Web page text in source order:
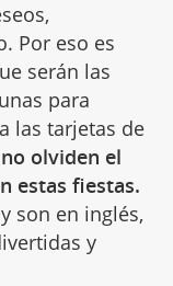
Por eso es
serán las
para
las tarjetas de
olviden el
estas fiestas.
son en inglés,
y